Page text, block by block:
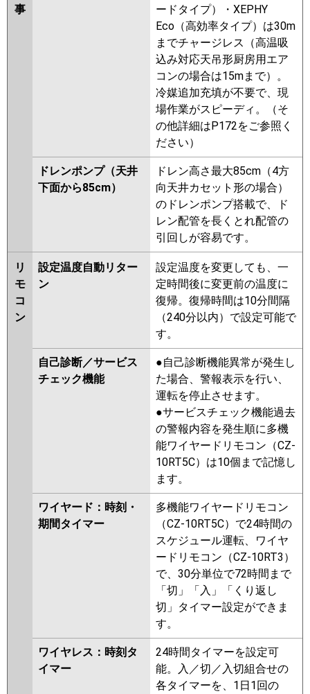
事
ードタイプ）・XEPHY
Eco（高効率タイプ）は30m
までチャージレス（高温吸
込み対応天吊形厨房用エア
コンの場合は15mまで）。
冷媒追加充填が不要で、現
場作業がスピーディ。（そ
の他詳細はP172をご参照く
ださい）
ドレンポンプ（天井
下面から85cm）
ドレン高さ最大85cm（4方
向天井カセット形の場合）
のドレンポンプ搭載で、ド
レン配管を長くとれ配管の
引回しが容易です。
リ
モ
コ
ン
設定温度自動リター
ン
設定温度を変更しても、一
定時間後に変更前の温度に
復帰。復帰時間は10分間隔
（240分以内）で設定可能で
す。
自己診断／サービス
チェック機能
●自己診断機能異常が発生し
た場合、警報表示を行い、
運転を停止させます。
●サービスチェック機能過去
の警報内容を発生順に多機
能ワイヤードリモコン（CZ-
10RT5C）は10個まで記憶し
ます。
ワイヤード：時刻・
期間タイマー
多機能ワイヤードリモコン
（CZ-10RT5C）で24時間の
スケジュール運転、ワイヤ
ードリモコン（CZ-10RT3）
で、30分単位で72時間まで
「切」「入」「くり返し
切」タイマー設定ができま
す。
ワイヤレス：時刻タ
イマー
24時間タイマーを設定可
能。入／切／入切組合せの
各タイマーを、1日1回の